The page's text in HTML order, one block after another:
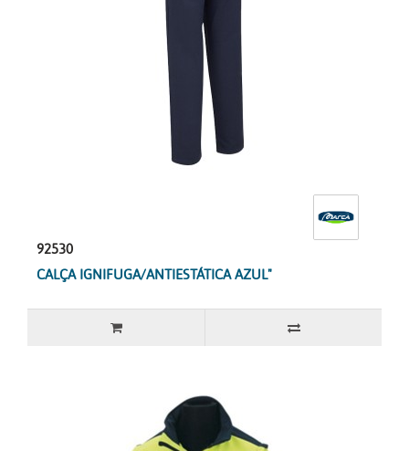
92530
CALÇA IGNIFUGA/ANTIESTÁTICA AZUL"